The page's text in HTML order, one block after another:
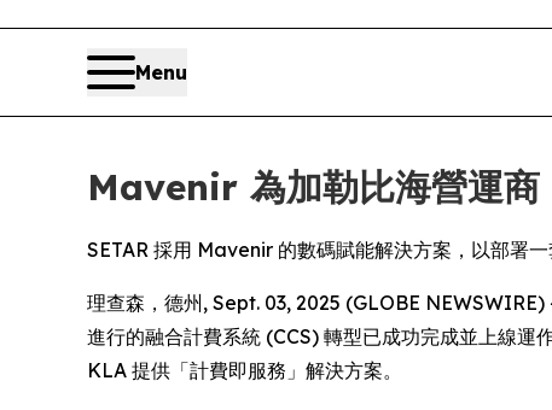
Menu
Mavenir 為加勒比海營運商
SETAR 採用 Mavenir 的數碼賦能解決方案，以部署
理查森，德州, Sept. 03, 2025 (GLOBE
進行的融合計費系統 (CCS) 轉型已成功完成並上線運
KLA 提供「計費即服務」解決方案。